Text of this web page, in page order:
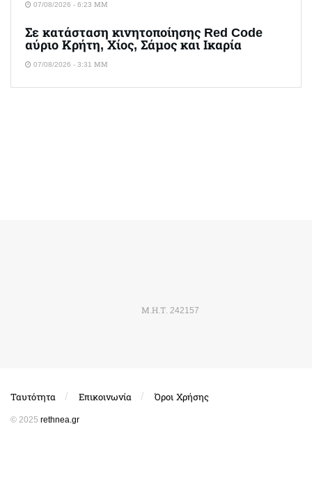
07/08/2026 - 6:23 ΜΜ
Σε κατάσταση κινητοποίησης Red Code
αύριο Κρήτη, Χίος, Σάμος και Ικαρία
07/08/2026 - 3:31 ΜΜ
Μ.Η.Τ. 242157
Ταυτότητα Επικοινωνία Όροι Χρήσης
© 2025 rethnea.gr